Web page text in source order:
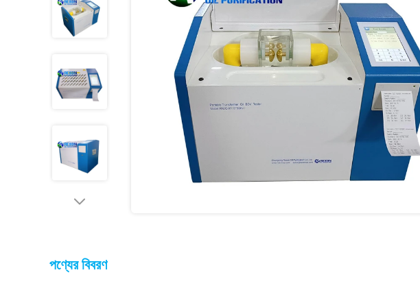
পণ্যের বিবরণ